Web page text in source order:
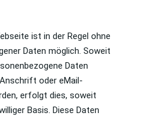
ist in der Regel ohne
Daten möglich. Soweit
Daten
oder eMail-
erfolgt dies, soweit
Basis. Diese Daten